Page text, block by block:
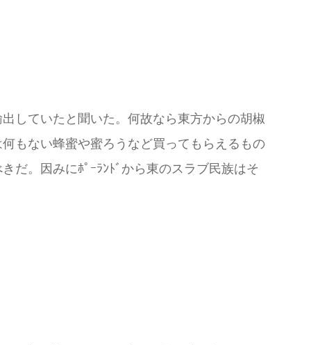
していたと聞いた。何故なら東方からの胡椒
もない蜂蜜や蜜ろうなど買ってもらえるもの
だ。因みにﾎﾟｰﾗﾝﾄﾞから東のスラブ民族はそ